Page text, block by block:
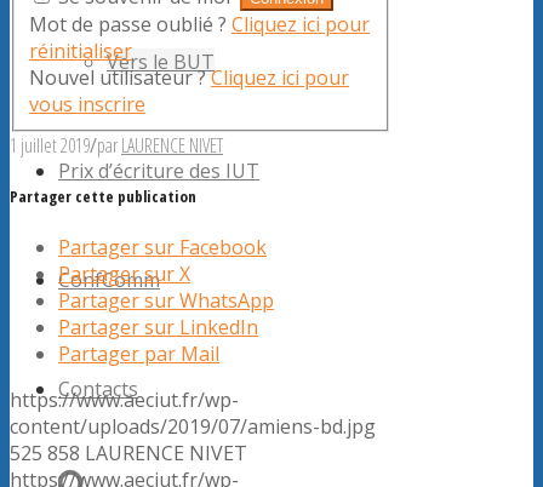
Vers le BUT
Prix d’écriture des IUT
ConfComm
Contacts
Mot de passe oublié ? Cliquez ici pour
réinitialiser
Nouvel utilisateur ?Cliquez ici pour
vous inscrire
1 juillet 2019/parLAURENCE NIVET
Partager cette publication
Partager sur Facebook
Partager sur X
Partager sur WhatsApp
Partager sur LinkedIn
Partager par Mail
https://www.aeciut.fr/wp-
content/uploads/2019/07/amiens-bd.jpg
525 858 LAURENCE NIVET
https://www.aeciut.fr/wp-